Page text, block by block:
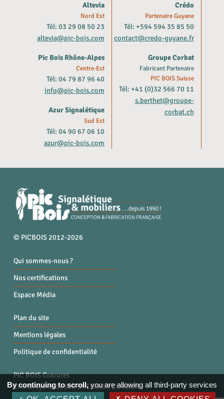
Altevia
Nord Est
Tél: 03 29 08 50 23
altevia@pic-bois.com
Pic Bois Rhône-Alpes
Centre-Est
Tél: 04 79 87 96 40
info@pic-bois.com
Azur Signalétique
Sud Est
Tél: 04 90 67 06 10
azur@pic-bois.com
Crédo
Partenaire Guyane
Tél: +594 594 35 85 50
contact@credo-guyane.fr
Groupe Corbat
Fabricant Partenaire
PIC BOIS Suisse
Tél: +41 (0)32 566 70 11
s.berthet@groupe-
corbat.ch
© PICBOIS 2012-2026
Qui sommes-nous ?
Nos certifications
Espace Média
Plan du site
Mentions légales
Politique de confidentialité
PIC BOIS Gravures
ZI la Bruyère, 01300 BREGNIER CORDON
By continuing to scroll,you are allowing all third-party services